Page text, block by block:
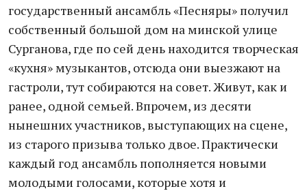
государственный ансамбль «Песняры» получил
собственный большой дом на минской улице
Сурганова, где по сей день находится творческая
«кухня» музыкантов, отсюда они выезжают на
гастроли, тут собираются на совет. Живут, как и
ранее, одной семьей. Впрочем, из десяти
нынешних участников, выступающих на сцене,
из старого призыва только двое. Практически
каждый год ансамбль пополняется новыми
молодыми голосами, которые хотя и